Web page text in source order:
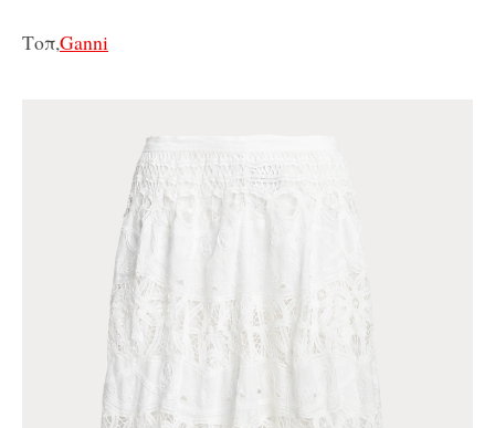
Τοπ,Ganni